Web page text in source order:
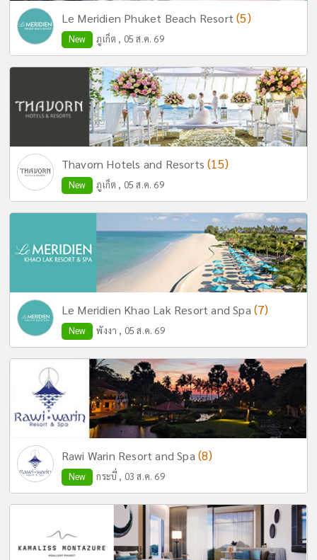
Le Meridien Phuket Beach Resort(5)
New ภูเก็ต , 05 ส.ค. 69
Thavorn Hotels and Resorts(15)
New ภูเก็ต , 05 ส.ค. 69
Le Meridien Khao Lak Resort and Spa (7)
New พังงา , 05 ส.ค. 69
Rawi Warin Resort and Spa (8)
New กระบี่ , 03 ส.ค. 69